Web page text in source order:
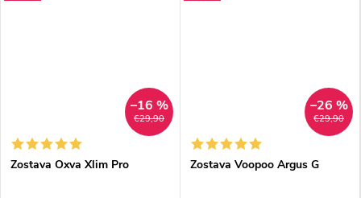
€29,90
–16 %
Zostava Oxva Xlim Pro
€29,90
–26 %
Zostava Voopoo Argus G